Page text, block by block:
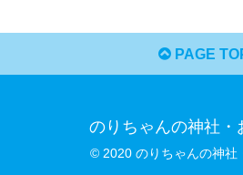
PAGE
のりちゃんの神社・
© 2020 のりちゃんの神社